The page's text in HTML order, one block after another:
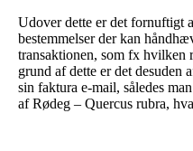
Udover dette er det fornuftigt
bestemmelser der kan
transaktionen, som fx hvilken
grund af dette er det desuden
sin faktura e-mail, således
af Rødeg – Quercus rubra,